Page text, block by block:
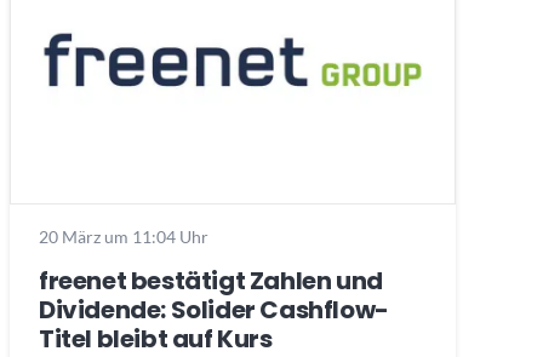
20 März um 11:04 Uhr
freenet bestätigt Zahlen und
Dividende: Solider Cashflow-
Titel bleibt auf Kurs